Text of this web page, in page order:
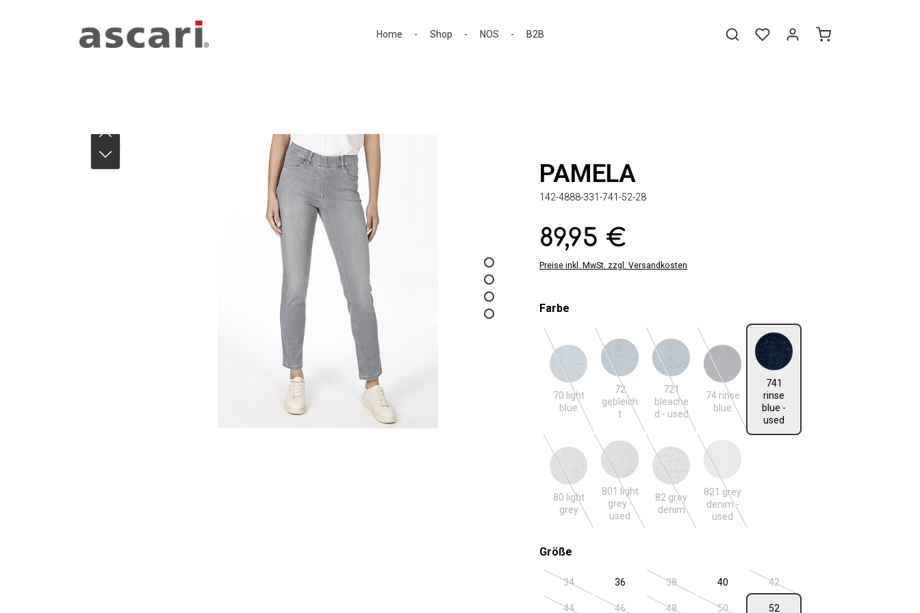
Home
Shop NOS B2B
PAMELA
142-4888-331-741-52-28
Regulärer Preis:
89,95 €
Preise inkl. MwSt. zzgl. Versandkosten
Farbe
70 light
blue
70 light blue
(Diese Option ist zurzeit nicht verfügbar.)
72
gebleich
t
72 gebleicht
(Diese Option ist zurzeit nicht verfügbar.)
721
bleache
d - used
721 bleached - used
(Diese Option ist zurzeit nicht verfügbar.)
74 rinse
blue
74 rinse blue
(Diese Option ist zurzeit nicht verfügbar.)
741
rinse
blue -
used
741 rinse blue - used
80 light
grey
80 light grey
(Diese Option ist zurzeit nicht verfügbar.)
801 light
grey -
used
801 light grey - used
(Diese Option ist zurzeit nicht verfügbar.)
82 grey
denim
82 grey denim
(Diese Option ist zurzeit nicht verfügbar.)
821 grey
denim -
used
821 grey denim - used
(Diese Option ist zurzeit nicht verfügbar.)
Größe
34(Diese Option ist zurzeit nicht verfügbar.)
36 38(Diese Option ist zurzeit nicht verfügbar.)
40 42(Diese Option ist zurzeit nicht
44 46 48 50 52